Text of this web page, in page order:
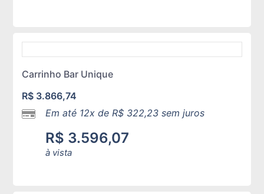
Carrinho Bar Unique
R$ 3.866,74
Em até 12x de R$ 322,23 sem juros
R$ 3.596,07
à vista